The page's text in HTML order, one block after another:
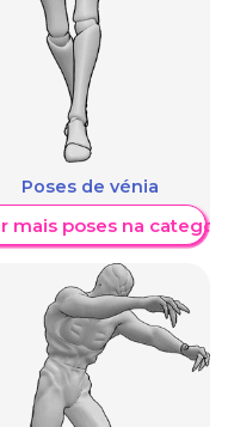
Poses de vénia
mais poses na